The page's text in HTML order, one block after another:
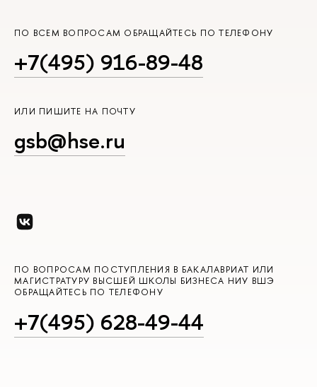
ПО ВСЕМ ВОПРОСАМ ОБРАЩАЙТЕСЬ ПО ТЕЛЕФОНУ
+7(495) 916-89-48
ИЛИ ПИШИТЕ НА ПОЧТУ
gsb@hse.ru
ПО ВОПРОСАМ ПОСТУПЛЕНИЯ В БАКАЛАВРИАТ ИЛИ
МАГИСТРАТУРУ ВЫСШЕЙ ШКОЛЫ БИЗНЕСА НИУ ВШЭ
ОБРАЩАЙТЕСЬ ПО ТЕЛЕФОНУ
+7(495) 628-49-44